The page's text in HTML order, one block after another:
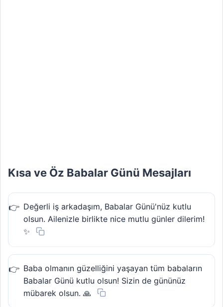
Kısa ve Öz Babalar Günü Mesajları
Değerli iş arkadaşım, Babalar Günü'nüz kutlu
olsun. Ailenizle birlikte nice mutlu günler dilerim!
✨
Baba olmanın güzelliğini yaşayan tüm babaların
Babalar Günü kutlu olsun! Sizin de gününüz
mübarek olsun. 🙏